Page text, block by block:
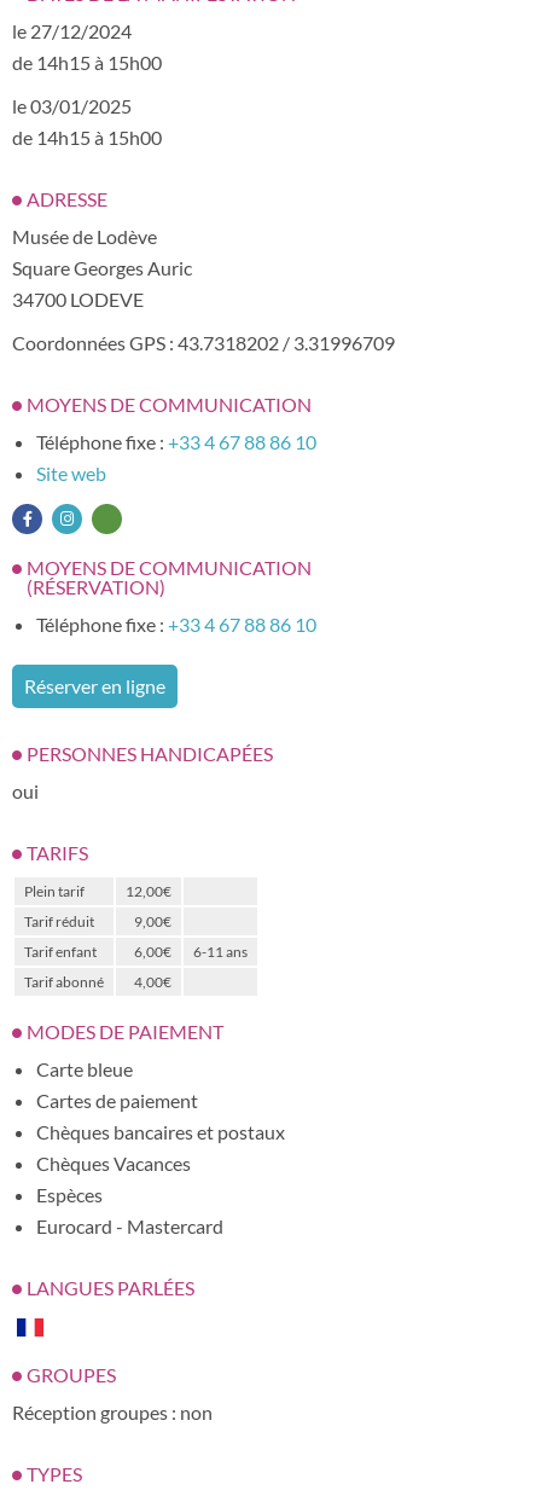
le 27/12/2024
de 14h15 à 15h00
le 03/01/2025
de 14h15 à 15h00
ADRESSE
Musée de Lodève
Square Georges Auric
34700 LODEVE
Coordonnées GPS : 43.7318202 / 3.31996709
MOYENS DE COMMUNICATION
Téléphone fixe : +33 4 67 88 86 10
Site web
MOYENS DE COMMUNICATION
(RÉSERVATION)
Téléphone fixe : +33 4 67 88 86 10
Réserver en ligne
PERSONNES HANDICAPÉES
oui
TARIFS
Plein tarif
12,00€
Tarif réduit
9,00€
Tarif enfant
6,00€
6-11 ans
Tarif abonné
4,00€
MODES DE PAIEMENT
Carte bleue
Cartes de paiement
Chèques bancaires et postaux
Chèques Vacances
Espèces
Eurocard - Mastercard
LANGUES PARLÉES
GROUPES
Réception groupes : non
TYPES